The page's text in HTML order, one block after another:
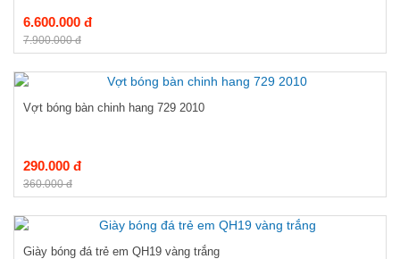
6.600.000 đ
7.900.000 đ
Vợt bóng bàn chinh hang 729 2010
290.000 đ
360.000 đ
Giày bóng đá trẻ em QH19 vàng trắng